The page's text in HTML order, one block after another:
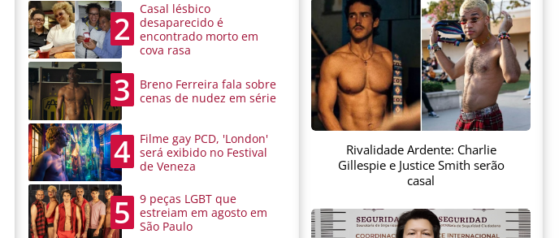
2
Casal lésbico
desaparecido é
encontrado morto em
cova rasa
3
Breno Ferreira fala sobre
cenas de nudez em série
4
Filme gay PCD, 'London'
será exibido no Festival
de Veneza
5
9 peças LGBT que
estreiam em agosto em
São Paulo
Rivalidade Ardente: Charlie
Gillespie e Justice Smith serão
casal